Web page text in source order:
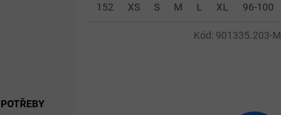
152 XS S M L XL 96-100
Kód: 901335.203-M